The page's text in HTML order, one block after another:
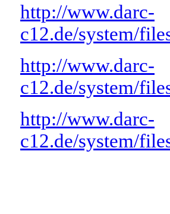
http://www.darc-
c12.de/system/
http://www.darc-
c12.de/system/
http://www.darc-
c12.de/system/